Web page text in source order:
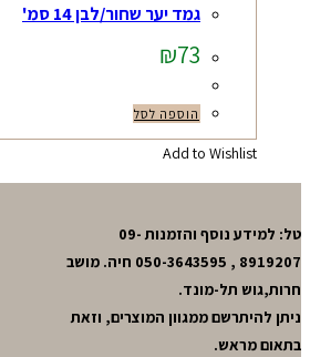
גמד יער שחור/לבן 14 סמ'
₪73
הוספה לסל
Add to Wishlist
טל: למידע נוסף והזמנות 09-
8919207 , 050-3643595 חיה. מושב
חרות,גוש תל-מונד.
ניתן להיתרשם ממגוון המוצרים, וזאת
בתאום מראש.